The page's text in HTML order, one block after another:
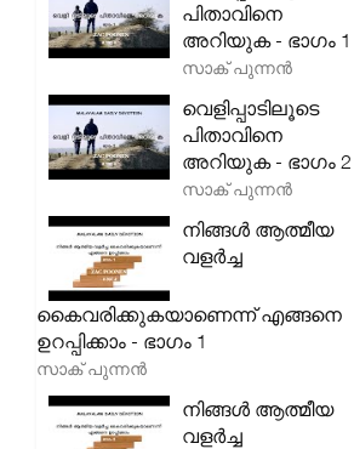
പിതാവിനെ
അറിയുക - ഭാഗം 1
സാക് പുന്നൻ
വെളിപ്പാടിലൂടെ
പിതാവിനെ
അറിയുക - ഭാഗം 2
സാക് പുന്നൻ
നിങ്ങൾ ആത്മീയ
വളർച്ച
കൈവരിക്കുകയാണെന്ന് എങ്ങനെ
ഉറപ്പിക്കാം - ഭാഗം 1
സാക് പുന്നൻ
നിങ്ങൾ ആത്മീയ
വളർച്ച